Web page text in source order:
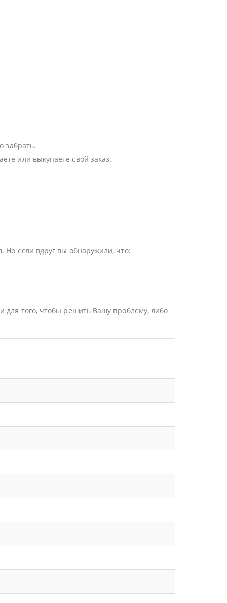
забрать.
или выкупаете свой заказ.
Но если вдруг вы обнаружили, что:
для того, чтобы решить Вашу проблему, либо